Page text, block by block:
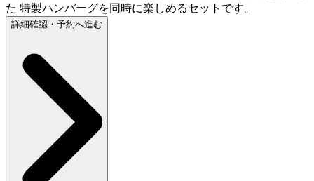
た 特製ハンバーグを同時に楽しめるセットです。
詳細確認・予約へ進む